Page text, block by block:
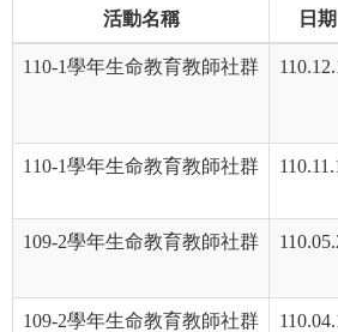
活動名稱 日期
110-1學年生命教育教師社群
110-1學年生命教育教師社群
109-2學年生命教育教師社群
109-2學年生命教育教師社群